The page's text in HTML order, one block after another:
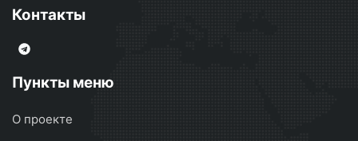
Контакты
Пункты меню
О проекте